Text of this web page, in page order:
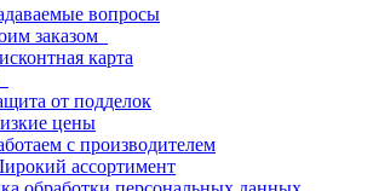
вопросы
заказом
карта
от подделок
цены
с производителем
ассортимент